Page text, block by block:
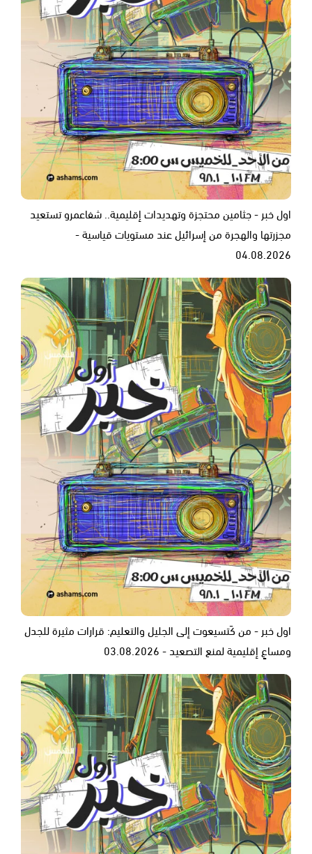
اول خبر - جثامين محتجزة وتهديدات إقليمية.. شفاعمرو تستعيد
مجزرتها والهجرة من إسرائيل عند مستويات قياسية -
04.08.2026
اول خبر - من كَتسيعوت إلى الجليل والتعليم: قرارات مثيرة للجدل
ومساعٍ إقليمية لمنع التصعيد - 03.08.2026